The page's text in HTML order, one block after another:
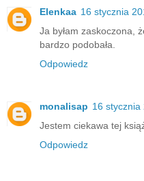
Elenkaa 16 stycznia
Ja byłam zaskoczona,
bardzo podobała.
Odpowiedz
monalisap 16 stycznia
Jestem ciekawa tej
Odpowiedz